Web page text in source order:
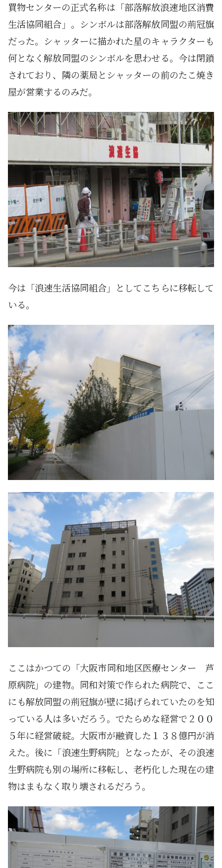
買物センターの正式名称は「部落解放浪速地区消費
生活協同組合」。シンボルは部落解放同盟の荊冠旗
だった。シャッターに描かれた星のキャラクターも
何となく解放同盟のシンボルを思わせる。今は閉鎖
されており、隣の薬局とシャッターの前のたこ焼き
屋が営業するのみだ。
今は「浪速生活協同組合」としてこちらに移転して
いる。
ここはかつての「大阪市同和地区医療センター 芦
原病院」の建物。同和対策で作られた病院で、ここ
にも解放同盟の荊冠旗が壁に掲げられていたのを知
っている人は多いだろう。でたらめな経営で２００
５年に経営破綻。大阪市が融資した１３８億円が消
えた。後に「浪速生野病院」となったが、その浪速
生野病院も別の場所に移転し、老朽化した現在の建
物はまもなく取り壊されるだろう。